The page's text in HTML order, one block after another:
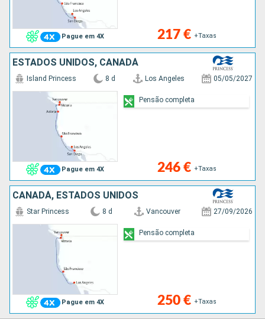
Pague em 4X 217 € +Taxas
ESTADOS UNIDOS, CANADÁ
Pague em 4X
Island Princess 8 d Los Angeles 05/05/2027
246 € +Taxas
Pensão completa
CANADÁ, ESTADOS UNIDOS
Pague em 4X
Star Princess 8 d Vancouver 27/09/2026
250 € +Taxas
Pensão completa